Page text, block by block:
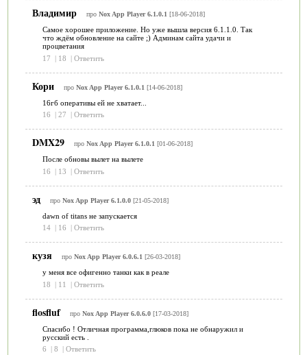
Владимир про Nox App Player 6.1.0.1 [18-06-2018]
Самое хорошее приложение. Но уже вышла версия 6.1.1.0. Так
что ждём обновление на сайте ;) Админам сайта удачи и
процветания
17
| 18 | Ответить
Кори про Nox App Player 6.1.0.1 [14-06-2018]
16гб оперативы ей не хватает...
16
| 27 | Ответить
DMX29 про Nox App Player 6.1.0.1 [01-06-2018]
После обновы вылет на вылете
16
| 13 | Ответить
эд про Nox App Player 6.1.0.0[21-05-2018]
dawn of titans не запускается
14 | 16 | Ответить
кузя про Nox App Player 6.0.6.1 [26-03-2018]
у меня все офигенно танки как в реале
18
| 11 | Ответить
flosfluf про Nox App Player 6.0.6.0[17-03-2018]
Спасибо ! Отличная программа,глюков пока не обнаружил и
русский есть .
6
| 8 | Ответить